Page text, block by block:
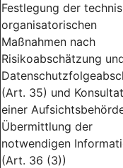
Festlegung der
organisatorischen
Maßnahmen nach
Risikoabschätzung
(Art. 35) und
einer
Übermittlung der
notwendigen
(Art. 36 (3))